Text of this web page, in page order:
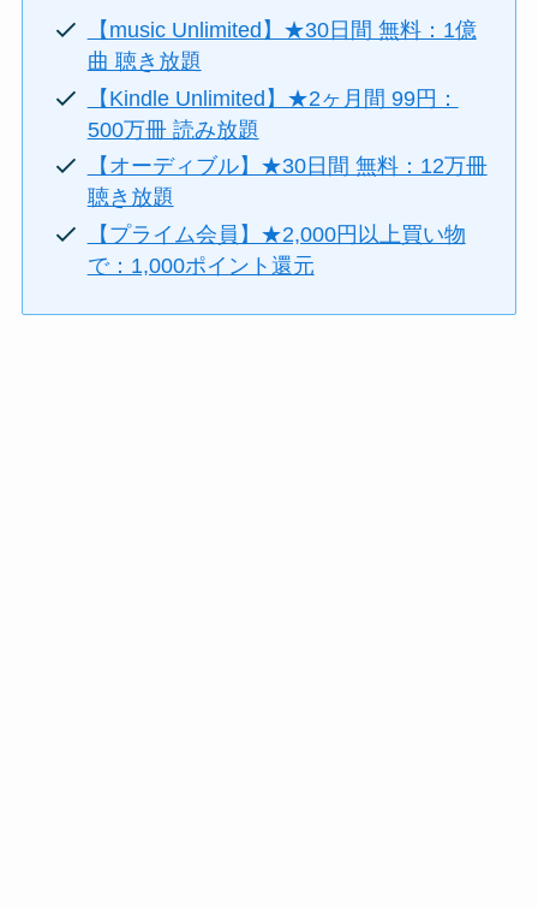
【music Unlimited】★30日間 無料：1億
曲 聴き放題
【Kindle Unlimited】★2ヶ月間 99円：
500万冊 読み放題
【オーディブル】★30日間 無料：12万冊
聴き放題
【プライム会員】★2,000円以上買い物
で：1,000ポイント還元